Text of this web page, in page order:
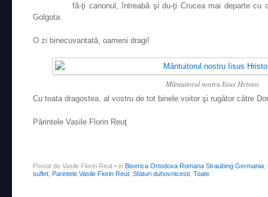
fă-ţi canonul, întreabă şi du-ţi Crucea mai departe cu
Golgota.
O zi binecuvantată, oameni dragi!
Mântuitorul nostru Iisus Hristos
Cu toata dragostea, al vostru de tot binele voitor şi rugător către
Părintele Vasile Florin Reuţ
Postat de Vasile Florin Reut • in Biserica Ortodoxa Romana Straubing Germania
suflet Parintele Vasile Florin Reut Sfaturi duhovnicesti Toate